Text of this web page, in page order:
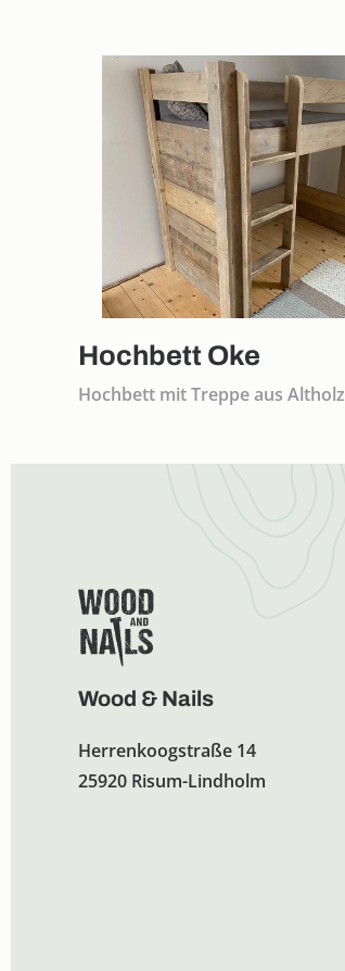
Hochbett Oke
Hochbett mit Treppe aus Altholz
Wood & Nails
Herrenkoogstraße 14
25920 Risum-Lindholm